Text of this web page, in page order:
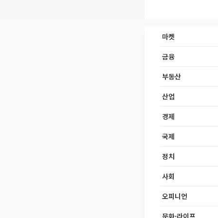
마켓
금융
부동산
산업
경제
국제
정치
사회
오피니언
문화·라이프